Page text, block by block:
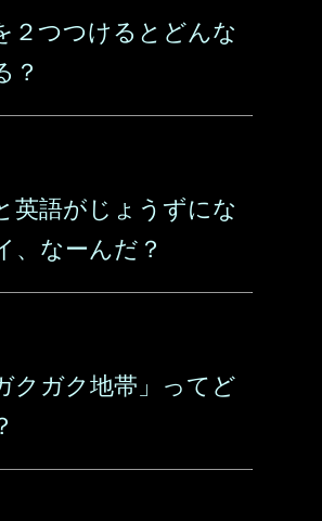
２つつけるとどんな
？
英語がじょうずにな
、なーんだ？
クガク地帯」ってど